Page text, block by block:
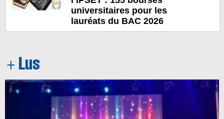
universitaires pour les
lauréats du BAC 2026